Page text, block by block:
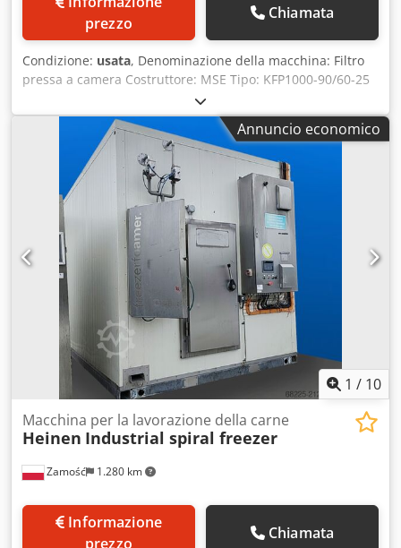
prezzo
Chiamata
Condizione: usata, Denominazione della macchina: Filtro
pressa a camera Costruttore: MSE Tipo: KFP1000-90/60-25
Anno di costruzione: 2011 Design: pressa a travi laterali
Pressione del filtro: 15 bar Capacità della pressa: circa
1177 litri (espandibile a 1766 litri) Scarico: aperto
Superficie filtrante: circa 101 m2 (espandibile a 152 m2)
Dodpsrmmp Isfx Aayock Formato della piastra: 1000 x 1000
mm Numero di pannelli: 60 (espandibili a 90) Materiale dei
pannelli: polipropilene Trasporto pannelli: Automatico
Sistema di lavaggio del telo filtrante: No Spessore della
torta: 25 mm Pressione di chiusura: 350 bar Dimensioni: L
7900 x L 1950 x H 2000 mm Peso a vuoto: circa 1400 kg
Tecnica. Documentazione: Sì Accessori: Vaschette di
raccolta, 25 piastre di ricambio, quadro di comando,
impianto idraulico, barriera fotoelettrica Condizione: Usato
Prezzo: Su richiesta
Annuncio economico
1 / 10
Zamość 1.280 km
Macchina per la lavorazione della carne
Heinen Industrial spiral freezer
prezzo
Chiamata